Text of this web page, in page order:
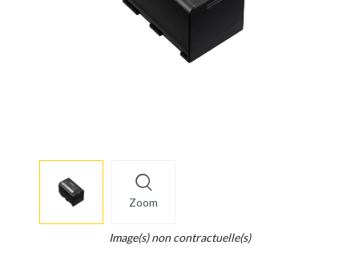
Zoom
info
Image(s) non contractuelle(s)